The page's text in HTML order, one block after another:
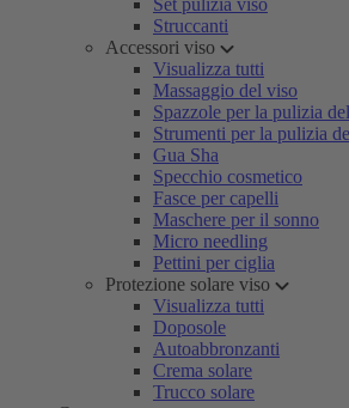
Set pulizia viso
Struccanti
Accessori viso
Visualizza tutti
Massaggio del viso
Spazzole per la pulizia
Strumenti per la pulizia
Gua Sha
Specchio cosmetico
Fasce per capelli
Maschere per il sonno
Micro needling
Pettini per ciglia
Protezione solare viso
Visualizza tutti
Doposole
Autoabbronzanti
Crema solare
Trucco solare